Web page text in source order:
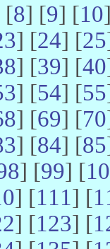
[8] [9] [10
] [24] [25
] [39] [40
] [54] [55
] [69] [70
] [84] [85
] [99] [
] [111] [
] [123] [